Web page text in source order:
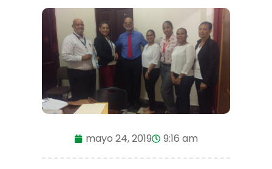
mayo 24, 2019 9:16 am